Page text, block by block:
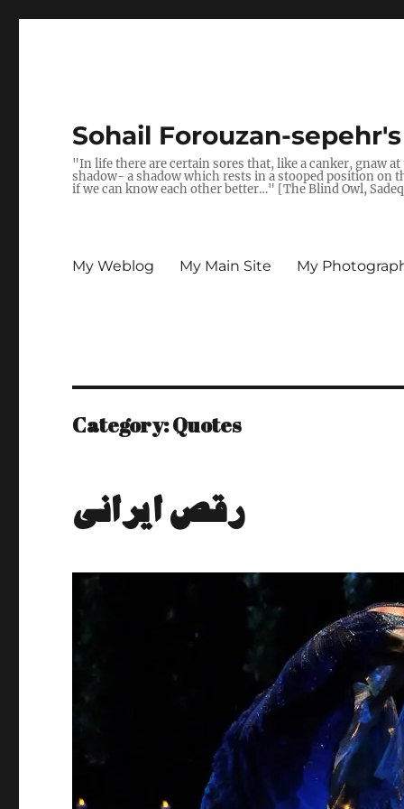
Sohail Forouzan-
"In life there are certain sores that, like a canker, gnaw
shadow- a shadow which rests in a stooped position on
if we can know each other better…" [The Blind Owl,
My Weblog My Main Site My
Category:Quotes
رﻗﺺ اﻳراﻧﻰ